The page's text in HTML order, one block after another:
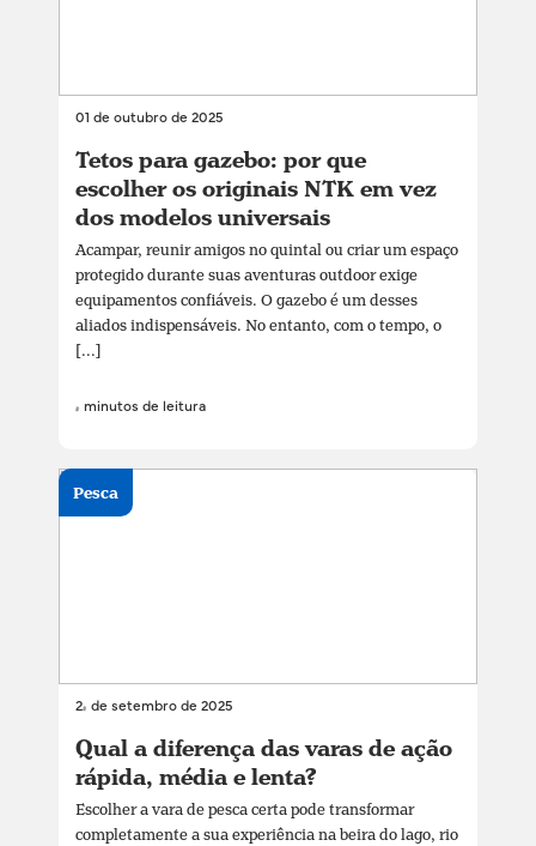
01 de outubro de 2025
Tetos para gazebo: por que
escolher os originais NTK em vez
dos modelos universais
Acampar, reunir amigos no quintal ou criar um espaço
protegido durante suas aventuras outdoor exige
equipamentos confiáveis. O gazebo é um desses
aliados indispensáveis. No entanto, com o tempo, o
[...]
4 minutos de leitura
24 de setembro de 2025
Qual a diferença das varas de ação
rápida, média e lenta?
Escolher a vara de pesca certa pode transformar
completamente a sua experiência na beira do lago, rio
Pesca